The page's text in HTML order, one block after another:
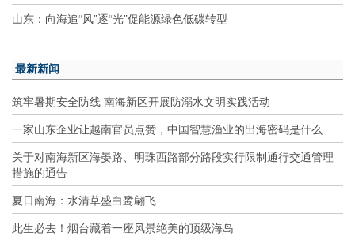
山东：向海追“风”逐“光”促能源绿色低碳转型
最新新闻
筑牢暑期安全防线 南海新区开展防溺水文明实践活动
一家山东企业让越南官员点赞，中国智慧渔业的出海密码是什么
关于对南海新区海晏路、明珠西路部分路段实行限制通行交通管理
措施的通告
夏日南海：水清草盛白鹭翩飞
此生必去！烟台藏着一座风景绝美的顶级海岛